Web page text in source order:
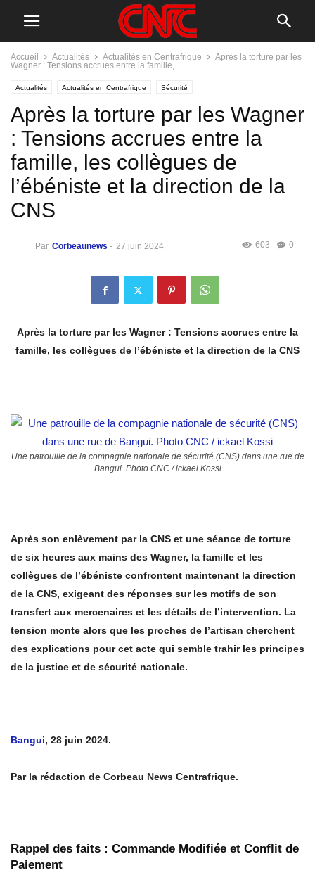
Accueil Actualités Actualités en Centrafrique
Après la torture par les
Wagner : Tensions accrues entre la famille,...
Actualités Actualités en Centrafrique Sécurité
Après la torture par les Wagner
: Tensions accrues entre la
famille, les collègues de
l’ébéniste et la direction de la
CNS
Par Corbeaunews - 27 juin 2024 0
603
Après la torture par les Wagner : Tensions accrues entre la
famille, les collègues de l’ébéniste et la direction de la CNS
Une patrouille de la compagnie nationale de sécurité (CNS) dans une rue de
Bangui. Photo CNC / ickael Kossi
Après son enlèvement par la CNS et une séance de torture
de six heures aux mains des Wagner, la famille et les
collègues de l’ébéniste confrontent maintenant la direction
de la CNS, exigeant des réponses sur les motifs de son
transfert aux mercenaires et les détails de l’intervention. La
tension monte alors que les proches de l’artisan cherchent
des explications pour cet acte qui semble trahir les principes
de la justice et de sécurité nationale.
Bangui, 28 juin 2024.
Par la rédaction de Corbeau News Centrafrique.
Rappel des faits : Commande Modifiée et Conflit de
Paiement